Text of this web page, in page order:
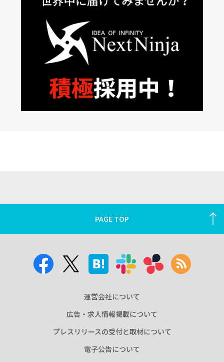
PAGE TOP
運営会社について
広告・求人情報掲載について
プレスリリースの受付と取材について
電子公告について